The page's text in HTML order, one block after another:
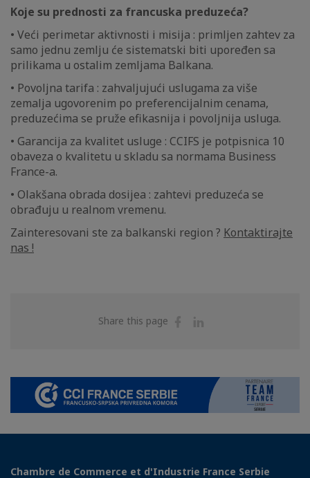
Koje su prednosti za francuska preduzeća?
• Veći perimetar aktivnosti i misija : primljen zahtev za
samo jednu zemlju će sistematski biti upoređen sa
prilikama u ostalim zemljama Balkana.
• Povoljna tarifa : zahvaljujući uslugama za više
zemalja ugovorenim po preferencijalnim cenama,
preduzećima se pruže efikasnija i povoljnija usluga.
• Garancija za kvalitet usluge : CCIFS je potpisnica 10
obaveza o kvalitetu u skladu sa normama Business
France-a.
• Olakšana obrada dosijea : zahtevi preduzeća se
obrađuju u realnom vremenu.
Zainteresovani ste za balkanski region ? Kontaktirajte
nas !
Share this page
Share
Chambre de Commerce et d'Industrie France Serbie